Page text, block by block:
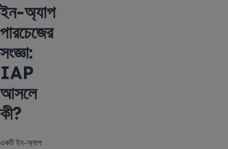
ইন-অ্যাপ
পারচেজের
সংজ্ঞা:
IAP
আসলে
কী?
একটি ইন-অ্যাপ